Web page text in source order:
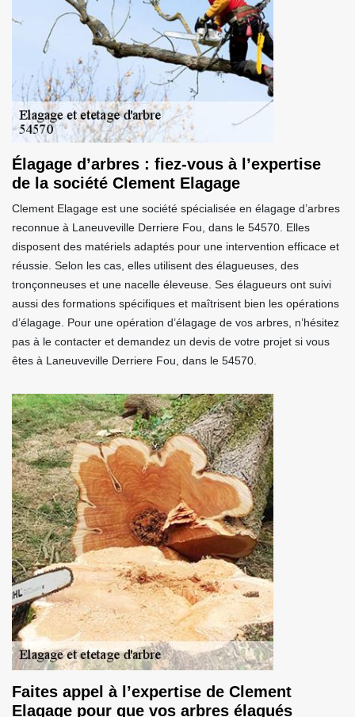
Élagage d’arbres : fiez-vous à l’expertise
de la société Clement Elagage
Clement Elagage est une société spécialisée en élagage d’arbres
reconnue à Laneuveville Derriere Fou, dans le 54570. Elles
disposent des matériels adaptés pour une intervention efficace et
réussie. Selon les cas, elles utilisent des élagueuses, des
tronçonneuses et une nacelle éleveuse. Ses élagueurs ont suivi
aussi des formations spécifiques et maîtrisent bien les opérations
d’élagage. Pour une opération d’élagage de vos arbres, n’hésitez
pas à le contacter et demandez un devis de votre projet si vous
êtes à Laneuveville Derriere Fou, dans le 54570.
Faites appel à l’expertise de Clement
Elagage pour que vos arbres élagués